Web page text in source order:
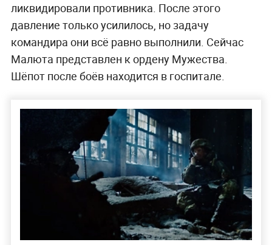
ликвидировали противника. После этого
давление только усилилось, но задачу
командира они всё равно выполнили. Сейчас
Малюта представлен к ордену Мужества.
Шёпот после боёв находится в госпитале.